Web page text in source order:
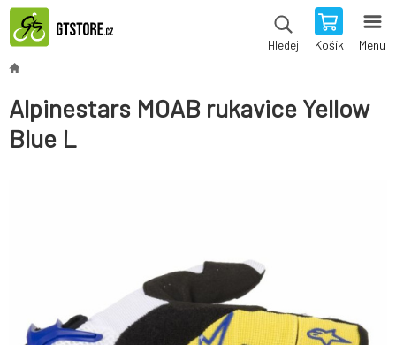
Hledej Košík Menu
Alpinestars MOAB rukavice Yellow
Blue L